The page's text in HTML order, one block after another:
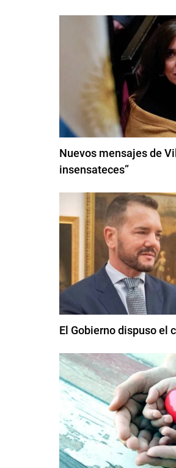
Nuevos mensajes de
insensateces”
El Gobierno dispuso el